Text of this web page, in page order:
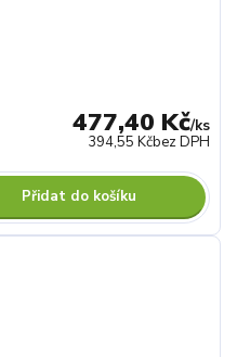
477,40 Kč/ks
394,55 Kčbez DPH
Přidat do košíku